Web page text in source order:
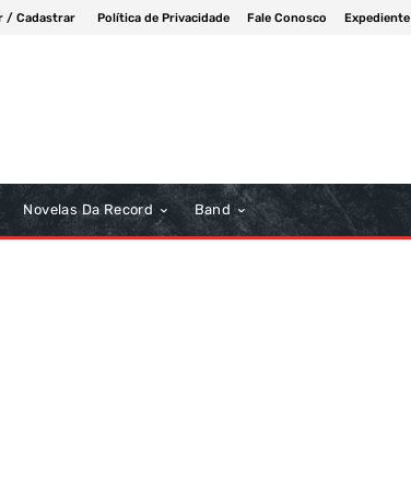
/ Cadastrar Política de Privacidade Fale Conosco Expediente
Novelas Da Record Band